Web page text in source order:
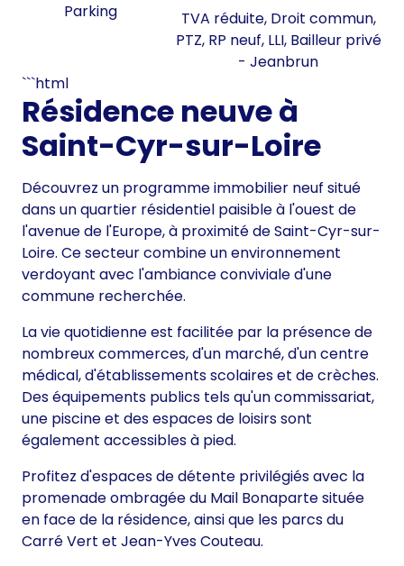
Parking
TVA réduite, Droit commun,
PTZ, RP neuf, LLI, Bailleur privé
- Jeanbrun
```html
Résidence neuve à
Saint-Cyr-sur-Loire
Découvrez un programme immobilier neuf situé
dans un quartier résidentiel paisible à l'ouest de
l'avenue de l'Europe, à proximité de Saint-Cyr-sur-
Loire. Ce secteur combine un environnement
verdoyant avec l'ambiance conviviale d'une
commune recherchée.
La vie quotidienne est facilitée par la présence de
nombreux commerces, d'un marché, d'un centre
médical, d'établissements scolaires et de crèches.
Des équipements publics tels qu'un commissariat,
une piscine et des espaces de loisirs sont
également accessibles à pied.
Profitez d'espaces de détente privilégiés avec la
promenade ombragée du Mail Bonaparte située
en face de la résidence, ainsi que les parcs du
Carré Vert et Jean-Yves Couteau.